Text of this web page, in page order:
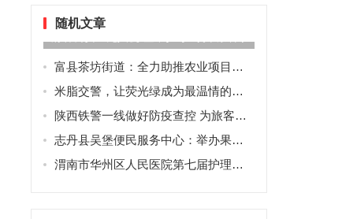
随机文章
富县茶坊街道：全力助推农业项目高质量发展
米脂交警，让荧光绿成为最温情的城市路标
陕西铁警一线做好防疫查控 为旅客营造安全出行环境
志丹县吴堡便民服务中心：举办果园冬季管理现场培训会 筑牢增产丰收根基
渭南市华州区人民医院第七届护理质量案例汇报圆满完成